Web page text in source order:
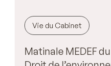
Vie du Cabinet
Matinale MEDEF